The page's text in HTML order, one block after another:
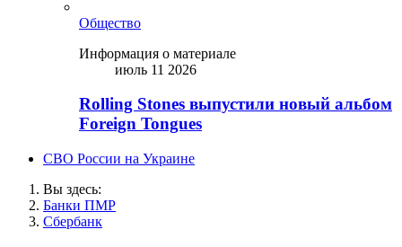
Общество
Информация о материале
июль 11 2026
Rolling Stones выпустили новый альбом
Foreign Tongues
СВО России на Украине
Вы здесь:
Банки ПМР
Сбербанк